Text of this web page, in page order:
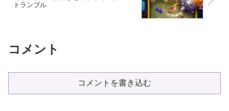
トランブル
コメント
コメントを書き込む